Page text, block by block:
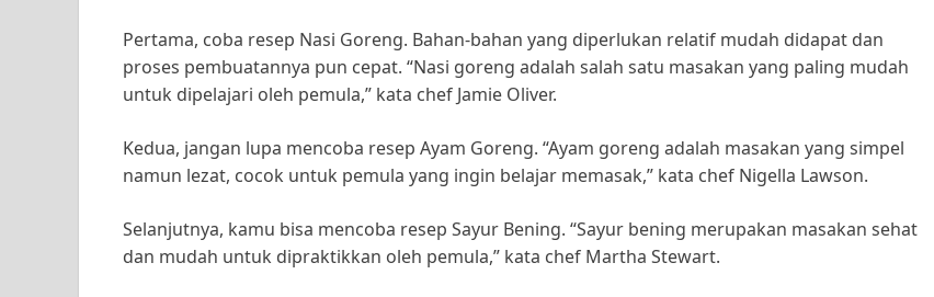
Pertama, coba resep Nasi Goreng. Bahan-bahan yang diperlukan relatif mudah didapat dan
proses pembuatannya pun cepat. “Nasi goreng adalah salah satu masakan yang paling mudah
untuk dipelajari oleh pemula,” kata chef Jamie Oliver.
Kedua, jangan lupa mencoba resep Ayam Goreng. “Ayam goreng adalah masakan yang simpel
namun lezat, cocok untuk pemula yang ingin belajar memasak,” kata chef Nigella Lawson.
Selanjutnya, kamu bisa mencoba resep Sayur Bening. “Sayur bening merupakan masakan sehat
dan mudah untuk dipraktikkan oleh pemula,” kata chef Martha Stewart.